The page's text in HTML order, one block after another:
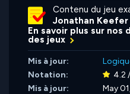
Contenu du jeu
Jonathan Keefer
En savoir plus sur
des jeux
Mis à jour:
Notation:
4.2
Mis à jour:
May